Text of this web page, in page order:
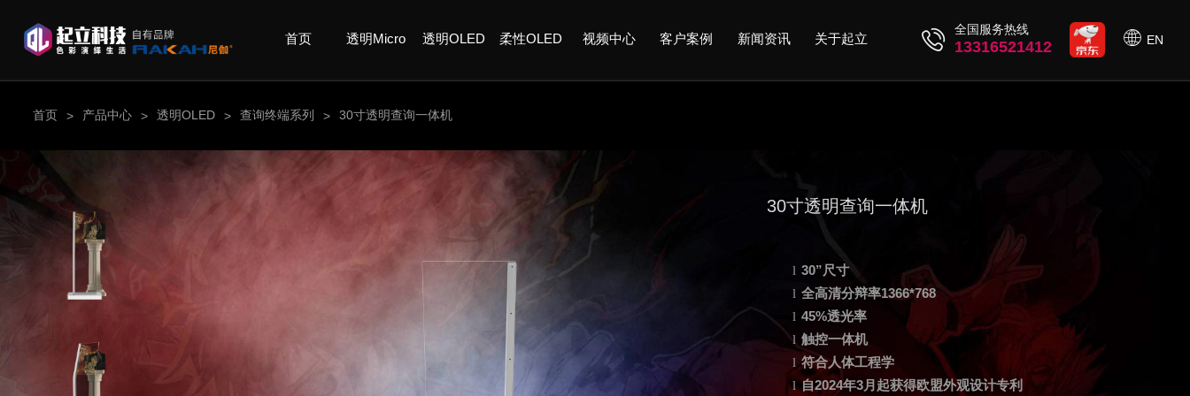
首页 透明Micro 透明OLED 柔性OLED 视频中心 客户案例 新闻资讯 关于起立
全国服务热线
13316521412 EN
首页 > 产品中心 > 透明OLED > 查询终端系列 > 30寸透明查询一体机
30寸透明查询一体机
l 30”尺寸
l 全高清分辩率1366*768
l 45%透光率
l 触控一体机
l 符合人体工程学
l 自2024年3月起获得欧盟外观设计专利